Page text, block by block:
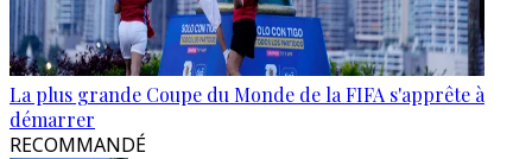
La plus grande Coupe du Monde de la FIFA s'apprête à
démarrer
RECOMMANDÉ